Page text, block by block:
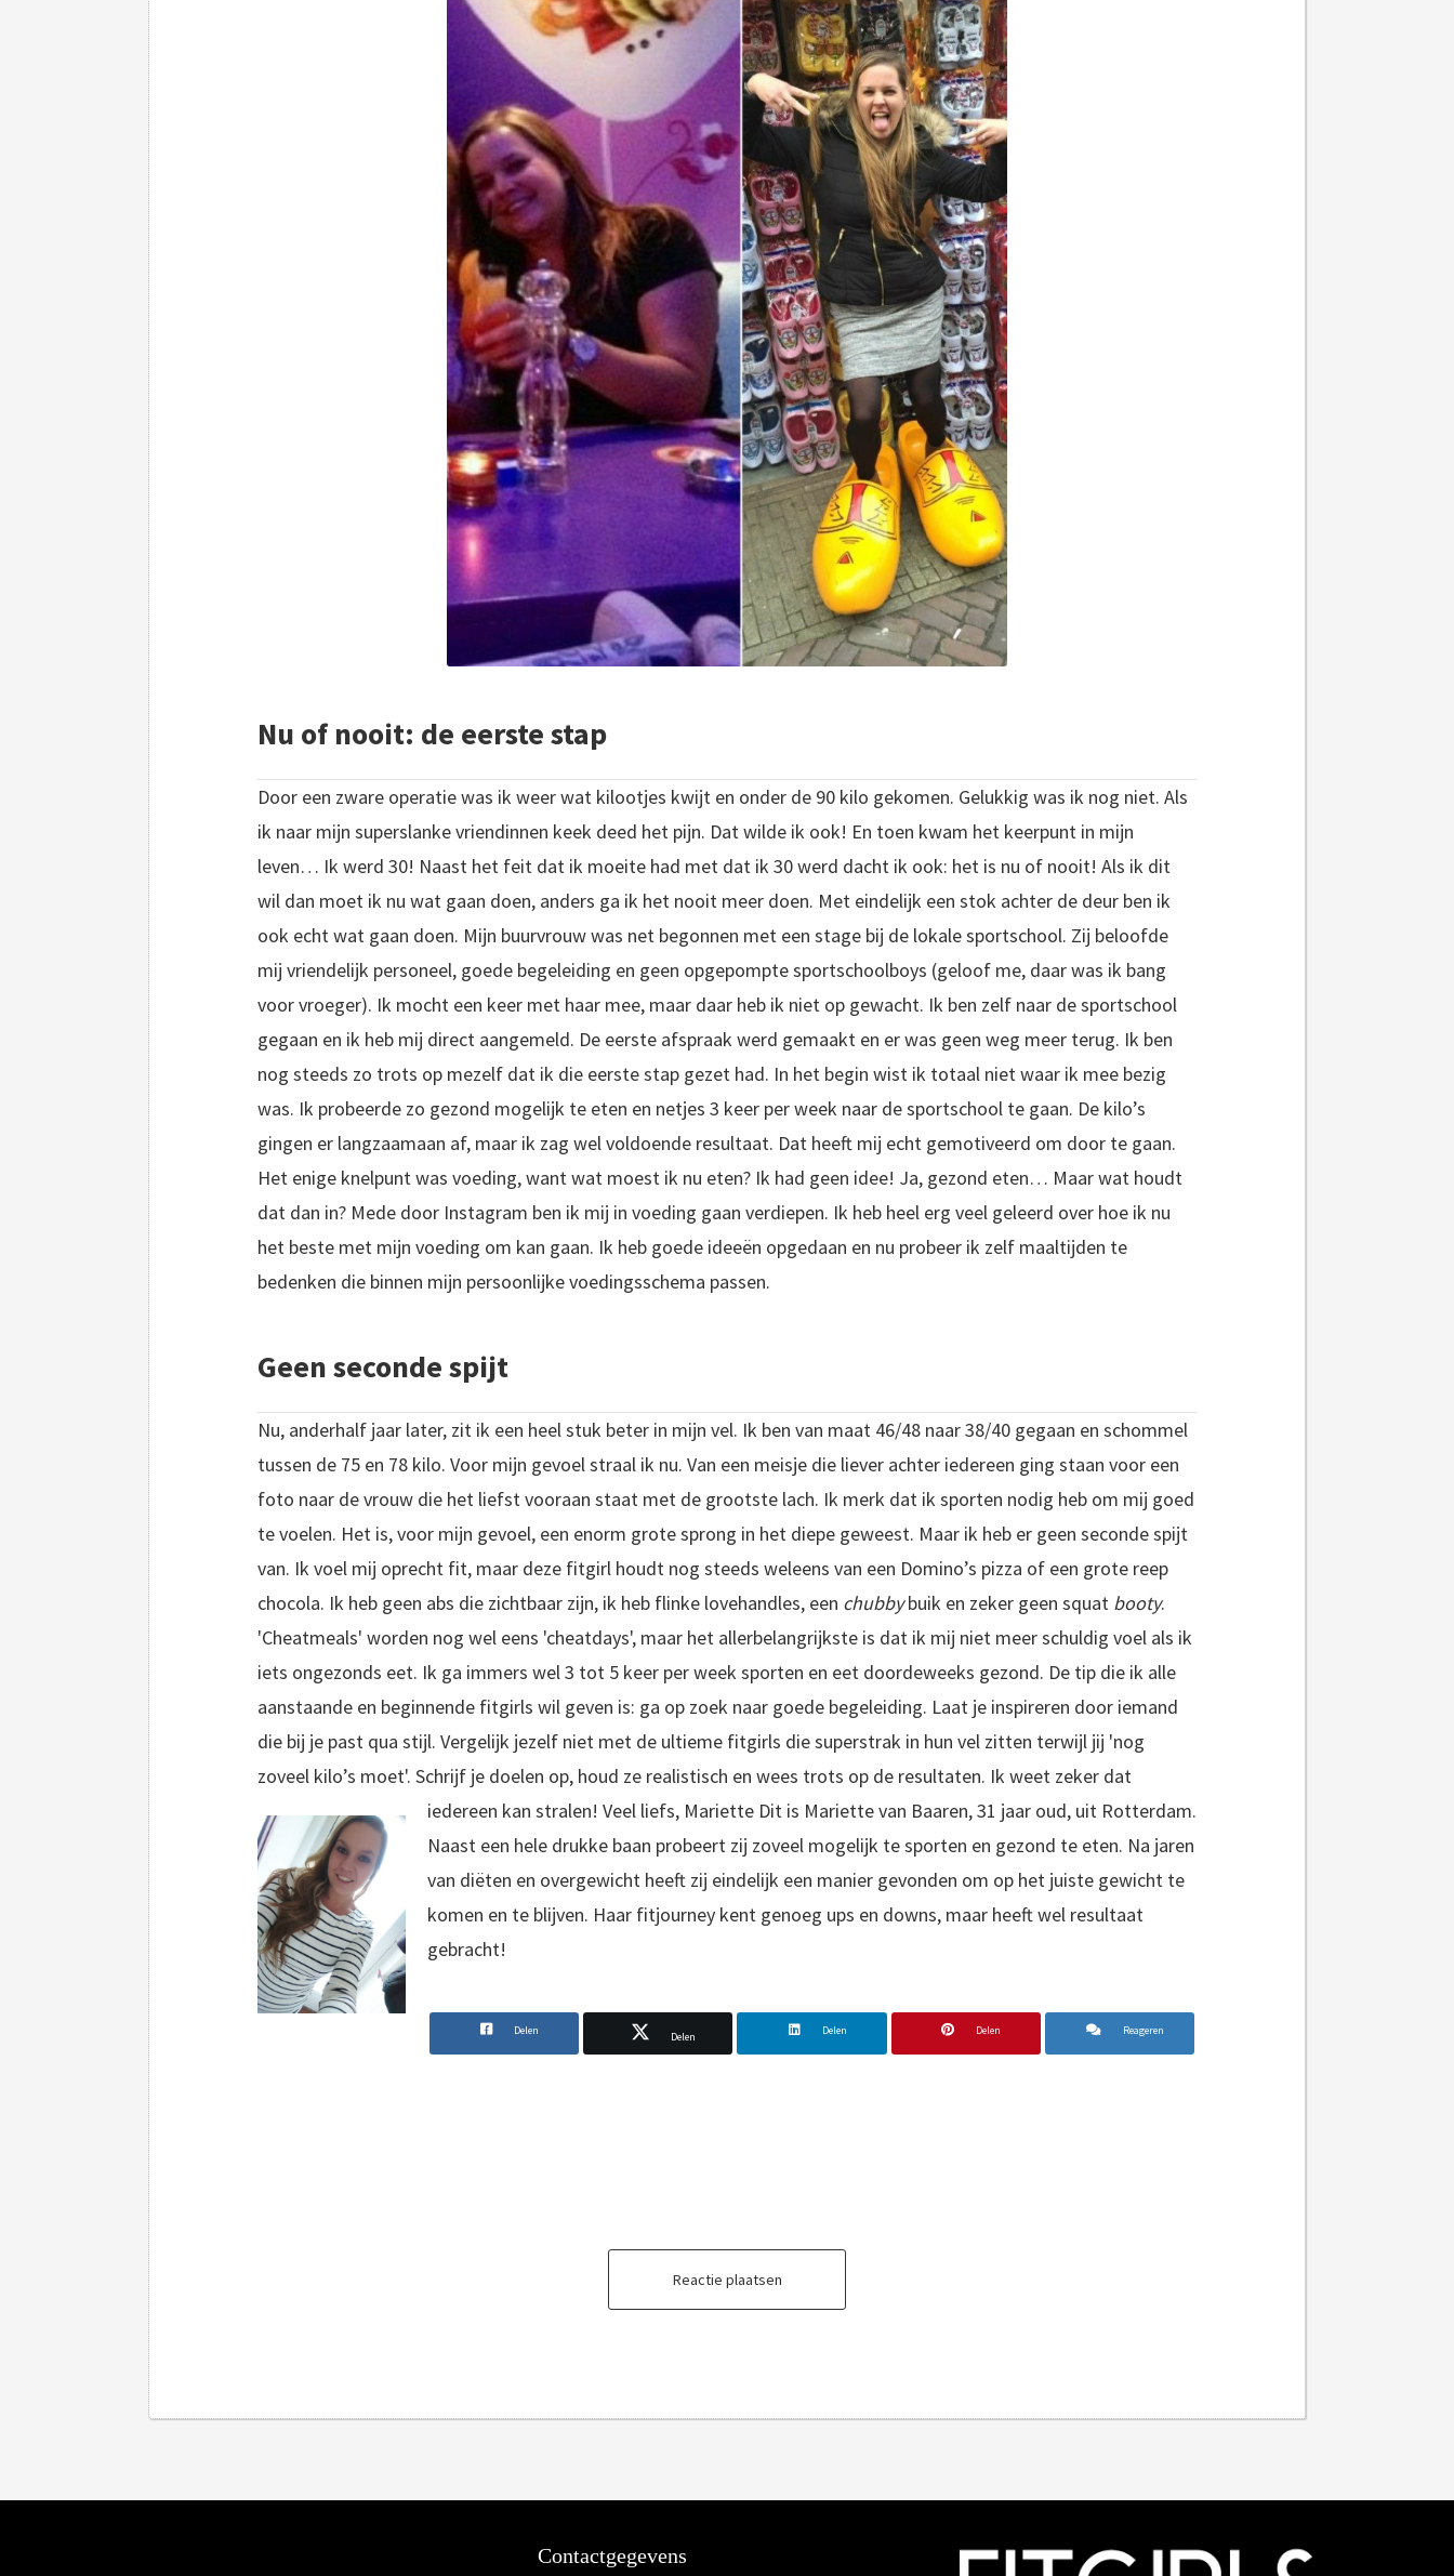
Nu of nooit: de eerste stap
Door een zware operatie was ik weer wat kilootjes kwijt en onder de 90 kilo gekomen. Gelukkig was ik nog niet. Als
ik naar mijn superslanke vriendinnen keek deed het pijn. Dat wilde ik ook! En toen kwam het keerpunt in mijn
leven… Ik werd 30! Naast het feit dat ik moeite had met dat ik 30 werd dacht ik ook: het is nu of nooit! Als ik dit
wil dan moet ik nu wat gaan doen, anders ga ik het nooit meer doen. Met eindelijk een stok achter de deur ben ik
ook echt wat gaan doen. Mijn buurvrouw was net begonnen met een stage bij de lokale sportschool. Zij beloofde
mij vriendelijk personeel, goede begeleiding en geen opgepompte sportschoolboys (geloof me, daar was ik bang
voor vroeger). Ik mocht een keer met haar mee, maar daar heb ik niet op gewacht. Ik ben zelf naar de sportschool
gegaan en ik heb mij direct aangemeld. De eerste afspraak werd gemaakt en er was geen weg meer terug. Ik ben
nog steeds zo trots op mezelf dat ik die eerste stap gezet had. In het begin wist ik totaal niet waar ik mee bezig
was. Ik probeerde zo gezond mogelijk te eten en netjes 3 keer per week naar de sportschool te gaan. De kilo’s
gingen er langzaamaan af, maar ik zag wel voldoende resultaat. Dat heeft mij echt gemotiveerd om door te gaan.
Het enige knelpunt was voeding, want wat moest ik nu eten? Ik had geen idee! Ja, gezond eten… Maar wat houdt
dat dan in? Mede door Instagram ben ik mij in voeding gaan verdiepen. Ik heb heel erg veel geleerd over hoe ik nu
het beste met mijn voeding om kan gaan. Ik heb goede ideeën opgedaan en nu probeer ik zelf maaltijden te
bedenken die binnen mijn persoonlijke voedingsschema passen.
Geen seconde spijt
Nu, anderhalf jaar later, zit ik een heel stuk beter in mijn vel. Ik ben van maat 46/48 naar 38/40 gegaan en schommel
tussen de 75 en 78 kilo. Voor mijn gevoel straal ik nu. Van een meisje die liever achter iedereen ging staan voor een
foto naar de vrouw die het liefst vooraan staat met de grootste lach. Ik merk dat ik sporten nodig heb om mij goed
te voelen. Het is, voor mijn gevoel, een enorm grote sprong in het diepe geweest. Maar ik heb er geen seconde spijt
van. Ik voel mij oprecht fit, maar deze fitgirl houdt nog steeds weleens van een Domino’s pizza of een grote reep
chocola. Ik heb geen abs die zichtbaar zijn, ik heb flinke lovehandles, een chubbybuik en zeker geen squat booty.
'Cheatmeals' worden nog wel eens 'cheatdays', maar het allerbelangrijkste is dat ik mij niet meer schuldig voel als ik
iets ongezonds eet. Ik ga immers wel 3 tot 5 keer per week sporten en eet doordeweeks gezond. De tip die ik alle
aanstaande en beginnende fitgirls wil geven is: ga op zoek naar goede begeleiding. Laat je inspireren door iemand
die bij je past qua stijl. Vergelijk jezelf niet met de ultieme fitgirls die superstrak in hun vel zitten terwijl jij 'nog
zoveel kilo’s moet'. Schrijf je doelen op, houd ze realistisch en wees trots op de resultaten. Ik weet zeker dat
iedereen kan stralen! Veel liefs, Mariette Dit is Mariette van Baaren, 31 jaar oud, uit Rotterdam.
Naast een hele drukke baan probeert zij zoveel mogelijk te sporten en gezond te eten. Na jaren
van diëten en overgewicht heeft zij eindelijk een manier gevonden om op het juiste gewicht te
komen en te blijven. Haar fitjourney kent genoeg ups en downs, maar heeft wel resultaat
gebracht!
Delen Delen Delen Delen Reageren
Reactie plaatsen
Contactgegevens